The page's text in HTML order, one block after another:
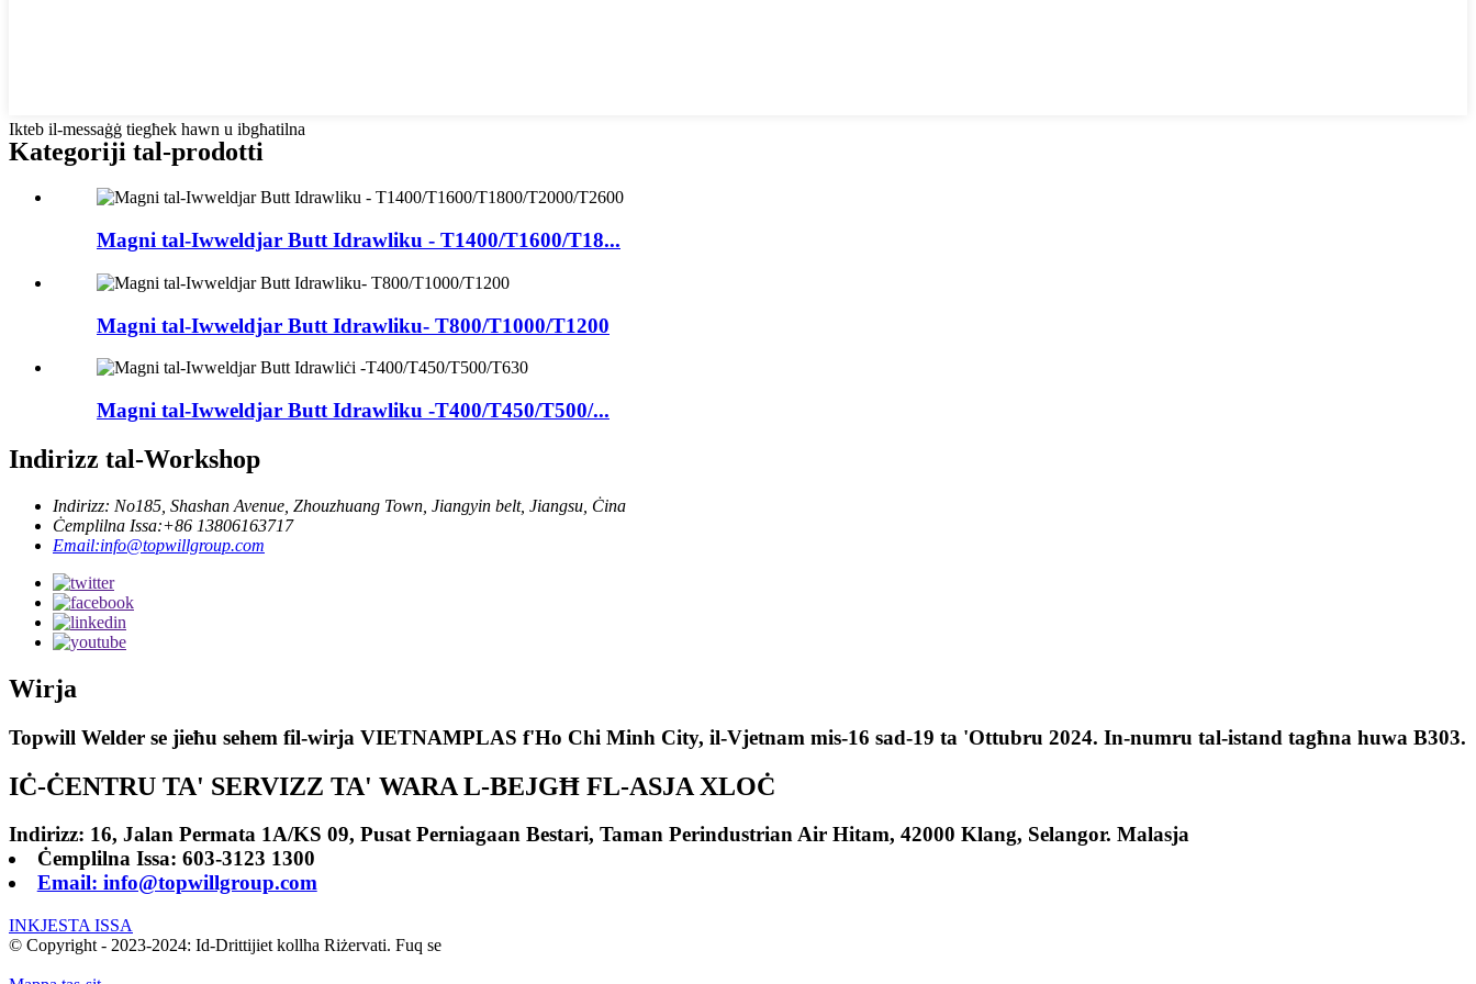
Ikteb il-messaġġ tiegħek hawn u ibgħatilna
Kategoriji tal-prodotti
Magni tal-Iwweldjar Butt Idrawliku - T1400/T1600/T18...
Magni tal-Iwweldjar Butt Idrawliku- T800/T1000/T1200
Magni tal-Iwweldjar Butt Idrawliku -T400/T450/T500/...
Indirizz tal-Workshop
Indirizz: No185, Shashan Avenue, Zhouzhuang Town, Jiangyin belt, Jiangsu, Ċina
Ċemplilna Issa:+86 13806163717
Email:info@topwillgroup.com
Wirja
Topwill Welder se jieħu sehem fil-wirja VIETNAMPLAS f'Ho Chi Minh City, il-Vjetnam mis-16 sad-19 ta 'Ottubru 2024. In-numru tal-istand tagħna huwa B303.
IĊ-ĊENTRU TA' SERVIZZ TA' WARA L-BEJGĦ FL-ASJA XLOĊ
Indirizz: 16, Jalan Permata 1A/KS 09, Pusat Perniagaan Bestari, Taman Perindustrian Air Hitam, 42000 Klang, Selangor. Malasja
Ċemplilna Issa: 603-3123 1300
Email: info@topwillgroup.com
INKJESTA ISSA
© Copyright - 2023-2024: Id-Drittijiet kollha Riżervati. Fuq se